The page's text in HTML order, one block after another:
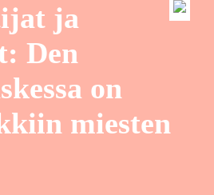
ja
Den
on
miesten